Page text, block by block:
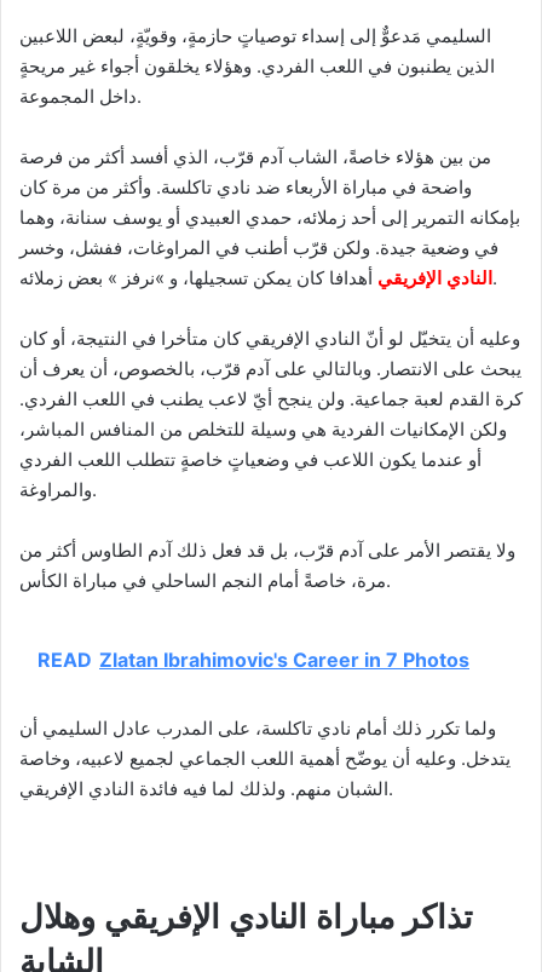
السليمي مَدعوٌّ إلى إسداء توصياتٍ حازمةٍ، وقويّةٍ، لبعض اللاعبين
الذين يطنبون في اللعب الفردي. وهؤلاء يخلقون أجواء غير مريحةٍ
داخل المجموعة.
من بين هؤلاء خاصةً، الشاب آدم قرّب، الذي أفسد أكثر من فرصة
واضحة في مباراة الأربعاء ضد نادي تاكلسة. وأكثر من مرة كان
بإمكانه التمرير إلى أحد زملائه، حمدي العبيدي أو يوسف سنانة، وهما
في وضعية جيدة. ولكن قرّب أطنب في المراوغات، ففشل، وخسر
النادي الإفريقيأهدافا كان يمكن تسجيلها، و »نرفز » بعض زملائه.
وعليه أن يتخيّل لو أنّ النادي الإفريقي كان متأخرا في النتيجة، أو كان
يبحث على الانتصار. وبالتالي على آدم قرّب، بالخصوص، أن يعرف أن
كرة القدم لعبة جماعية. ولن ينجح أيّ لاعب يطنب في اللعب الفردي.
ولكن الإمكانيات الفردية هي وسيلة للتخلص من المنافس المباشر،
أو عندما يكون اللاعب في وضعياتٍ خاصةٍ تتطلب اللعب الفردي
والمراوغة.
ولا يقتصر الأمر على آدم قرّب، بل قد فعل ذلك آدم الطاوس أكثر من
مرة، خاصةً أمام النجم الساحلي في مباراة الكأس.
READ Zlatan Ibrahimovic's Career in 7 Photos
ولما تكرر ذلك أمام نادي تاكلسة، على المدرب عادل السليمي أن
يتدخل. وعليه أن يوضّح أهمية اللعب الجماعي لجميع لاعبيه، وخاصة
الشبان منهم. ولذلك لما فيه فائدة النادي الإفريقي.
تذاكر مباراة النادي الإفريقي وهلال
الشابة